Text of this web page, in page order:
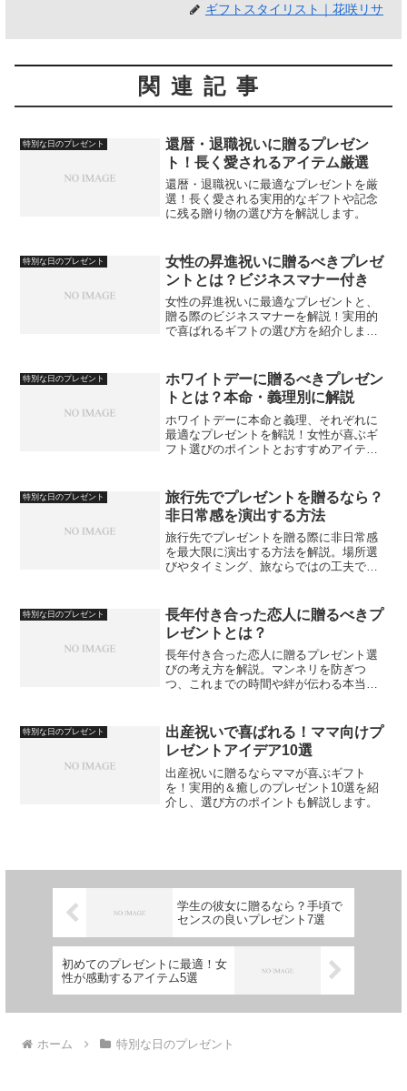
ギフトスタイリスト｜花咲リサ
関連記事
特別な日のプレゼント
還暦・退職祝いに贈るプレゼン
ト！長く愛されるアイテム厳選
還暦・退職祝いに最適なプレゼントを厳
選！長く愛される実用的なギフトや記念
に残る贈り物の選び方を解説します。
特別な日のプレゼント
女性の昇進祝いに贈るべきプレゼ
ントとは？ビジネスマナー付き
女性の昇進祝いに最適なプレゼントと、
贈る際のビジネスマナーを解説！実用的
で喜ばれるギフトの選び方を紹介しま
特別な日のプレゼント
ホワイトデーに贈るべきプレゼン
トとは？本命・義理別に解説
ホワイトデーに本命と義理、それぞれに
最適なプレゼントを解説！女性が喜ぶギ
フト選びのポイントとおすすめアイテム
特別な日のプレゼント
旅行先でプレゼントを贈るなら？
非日常感を演出する方法
旅行先でプレゼントを贈る際に非日常感
を最大限に演出する方法を解説。場所選
びやタイミング、旅ならではの工夫で印
特別な日のプレゼント
長年付き合った恋人に贈るべきプ
レゼントとは？
長年付き合った恋人に贈るプレゼント選
びの考え方を解説。マンネリを防ぎつ
つ、これまでの時間や絆が伝わる本当に
特別な日のプレゼント
出産祝いで喜ばれる！ママ向けプ
レゼントアイデア10選
出産祝いに贈るならママが喜ぶギフト
を！実用的＆癒しのプレゼント10選を紹
介し、選び方のポイントも解説します。
学生の彼女に贈るなら？手頃で
センスの良いプレゼント7選
初めてのプレゼントに最適！女
性が感動するアイテム5選
ホーム 特別な日のプレゼント